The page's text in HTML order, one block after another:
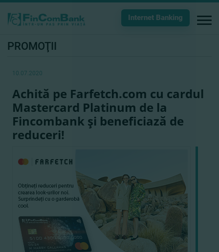
Internet Banking
PROMOŢII
10.07.2020
Achită pe Farfetch.com cu cardul
Mastercard Platinum de la
Fincombank şi beneficiază de
reduceri!